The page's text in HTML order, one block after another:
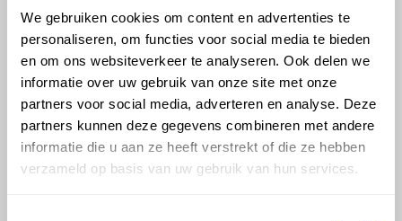
We gebruiken cookies om content en advertenties te
personaliseren, om functies voor social media te bieden
en om ons websiteverkeer te analyseren. Ook delen we
informatie over uw gebruik van onze site met onze
partners voor social media, adverteren en analyse. Deze
partners kunnen deze gegevens combineren met andere
informatie die u aan ze heeft verstrekt of die ze hebben
verzameld op basis van uw gebruik van hun services.
Alle rechten voorbehouden. Deze
informatie mag noch geheel noch gedeeltelijk worden
gereproduceerd, opgeslagen in een database of op
andere manieren worden overgedragen zonder
voorafgaande schriftelijke toestemming van Olyslager
Organisation B.V. Hoewel alles in het werk is gesteld
om ervoor te zorgen dat deze gegevens zo accuraat